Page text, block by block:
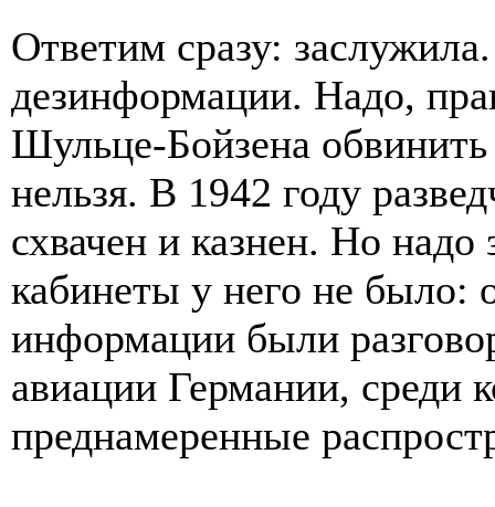
Ответим сразу:
дезинформации. Надо,
Шульце-Бойзена
нельзя. В 1942 году
схвачен и казнен. Но надо
кабинеты у него не было:
информации были
авиации Германии, среди
преднамеренные